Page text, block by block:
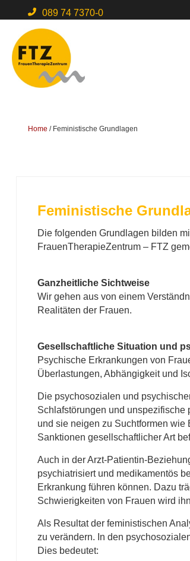
089 74 7370-0
Home / Feministische Grundlagen
Feministische
Die folgenden Grundlagen bilden
FrauenTherapieZentrum – FTZ
Ganzheitliche Sichtweise
Wir gehen aus von einem
Realitäten der Frauen.
Gesellschaftliche Situation und
Psychische Erkrankungen von
Überlastungen, Abhängigkeit und
Die psychosozialen und
Schlafstörungen und
und sie neigen zu Suchtformen
Sanktionen gesellschaftlicher Art
Auch in der Arzt-Patientin-
psychiatrisiert und medikamentös
Erkrankung führen können. Dazu
Schwierigkeiten von Frauen wird
Als Resultat der feministischen
zu verändern. In den
Dies bedeutet: